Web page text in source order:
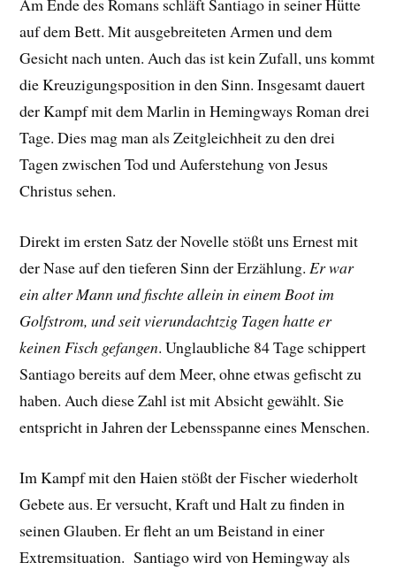
Am Ende des Romans schläft Santiago in seiner Hütte
auf dem Bett. Mit ausgebreiteten Armen und dem
Gesicht nach unten. Auch das ist kein Zufall, uns kommt
die Kreuzigungsposition in den Sinn. Insgesamt dauert
der Kampf mit dem Marlin in Hemingways Roman drei
Tage. Dies mag man als Zeitgleichheit zu den drei
Tagen zwischen Tod und Auferstehung von Jesus
Christus sehen.
Direkt im ersten Satz der Novelle stößt uns Ernest mit
der Nase auf den tieferen Sinn der Erzählung. Er war
ein alter Mann und fischte allein in einem Boot im
Golfstrom, und seit vierundachtzig Tagen hatte er
keinen Fisch gefangen. Unglaubliche 84 Tage schippert
Santiago bereits auf dem Meer, ohne etwas gefischt zu
haben. Auch diese Zahl ist mit Absicht gewählt. Sie
entspricht in Jahren der Lebensspanne eines Menschen.
Im Kampf mit den Haien stößt der Fischer wiederholt
Gebete aus. Er versucht, Kraft und Halt zu finden in
seinen Glauben. Er fleht an um Beistand in einer
Extremsituation. Santiago wird von Hemingway als